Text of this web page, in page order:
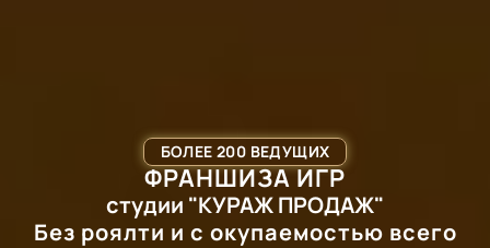
БОЛЕЕ 200 ВЕДУЩИХ
ФРАНШИЗА ИГР
студии "КУРАЖ ПРОДАЖ"
Без роялти и с окупаемостью всего